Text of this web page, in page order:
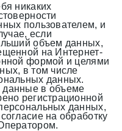
никаких
пользователем, и
если
объем данных,
на Интернет-
формой и целями
в том числе
данных.
данные в объеме
регистрационной
данных,
на обработку